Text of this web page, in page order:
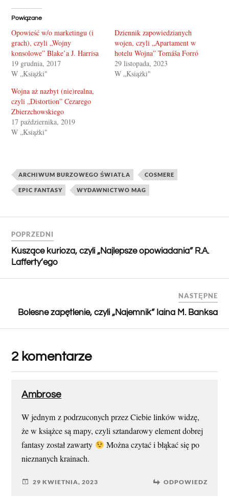
Powiązane
Opowieść w/o marketingu (i
grach), czyli „Wojny
konsolowe” Blake’a J. Harrisa
19 grudnia, 2017
W „Książki"
Dziennik zapowiedzianych
wojen, czyli „Apartament w
hotelu Wojna” Tomáša Forró
29 listopada, 2023
W „Książki"
Wojna aż nazbyt (nie)realna,
czyli „Distortion” Cezarego
Zbierzchowskiego
17 października, 2019
W „Książki"
ARCHIWUM BURZOWEGO ŚWIATŁA COSMERE
EPIC FANTASY WYDAWNICTWO MAG
POPRZEDNI
Kuszące kurioza, czyli „Najlepsze opowiadania” R.A.
Lafferty’ego
NASTĘPNE
Bolesne zapętlenie, czyli „Najemnik” Iaina M. Banksa
2 komentarze
Ambrose
W jednym z podrzuconych przez Ciebie linków widzę,
że w książce są mapy, czyli sztandarowy element dobrej
fantasy został zawarty
Można czytać i błąkać się po
nieznanych krainach.
29 KWIETNIA, 2023 ODPOWIEDZ